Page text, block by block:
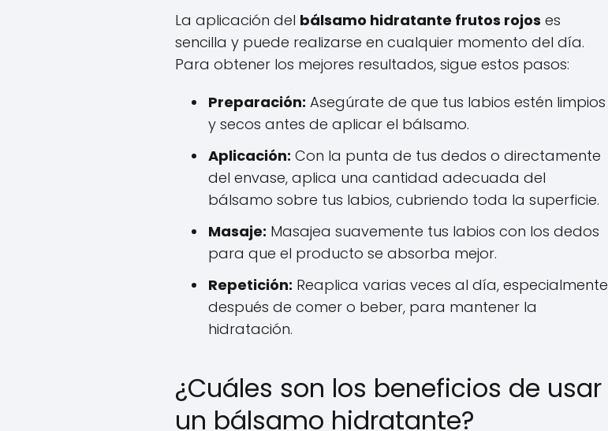
La aplicación del bálsamo hidratante frutos rojos es
sencilla y puede realizarse en cualquier momento del día.
Para obtener los mejores resultados, sigue estos pasos:
Preparación: Asegúrate de que tus labios estén limpios
y secos antes de aplicar el bálsamo.
Aplicación: Con la punta de tus dedos o directamente
del envase, aplica una cantidad adecuada del
bálsamo sobre tus labios, cubriendo toda la superficie.
Masaje: Masajea suavemente tus labios con los dedos
para que el producto se absorba mejor.
Repetición: Reaplica varias veces al día, especialmente
después de comer o beber, para mantener la
hidratación.
¿Cuáles son los beneficios de usar
un bálsamo hidratante?